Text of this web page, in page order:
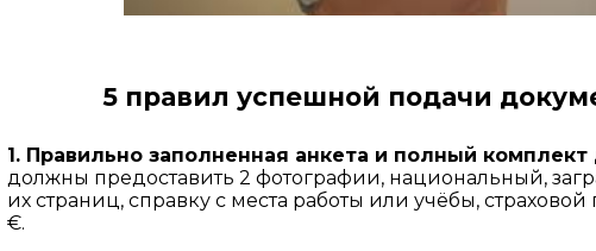
5 правил успешной подачи
1. Правильно заполненная анкета и полный комплект
должны предоставить 2 фотографии, национальный,
их страниц, справку с места работы или учёбы,
€.